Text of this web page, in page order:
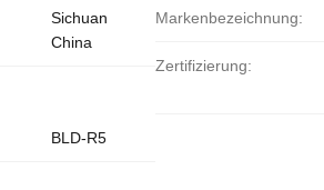
Sichuan
China
Markenbezeichnung:
Zertifizierung:
BLD-R5